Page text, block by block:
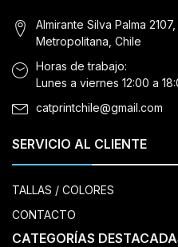
Almirante Silva Palma
Metropolitana, Chile
Horas de trabajo:
Lunes a viernes 12:00 a
catprintchile@gmail.com
SERVICIO AL CLIENTE
TALLAS / COLORES
CONTACTO
CATEGORÍAS